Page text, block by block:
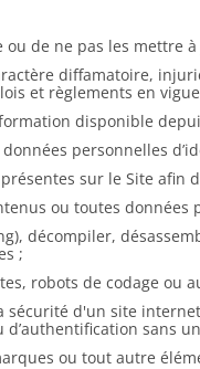
de ne pas les mettre
diffamatoire,
et règlements en
disponible
personnelles
sur le Site afin
ou toutes données
décompiler,
;
robots de codage
d'un site
sans
ou tout autre